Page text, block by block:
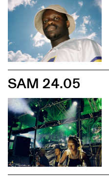
SAM 24.05